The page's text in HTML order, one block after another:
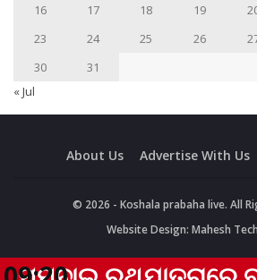
16
17 18 19
23
24 25 26
30
31
« Jul
About Us Advertise With Us
© 2026 - Koshala prabaha live. All
Website Design: Mahesh